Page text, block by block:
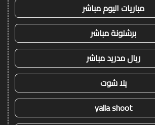
مباريات اليوم مباشر
برشلونة مباشر
ريال مدريد مباشر
يلا شوت
yalla shoot